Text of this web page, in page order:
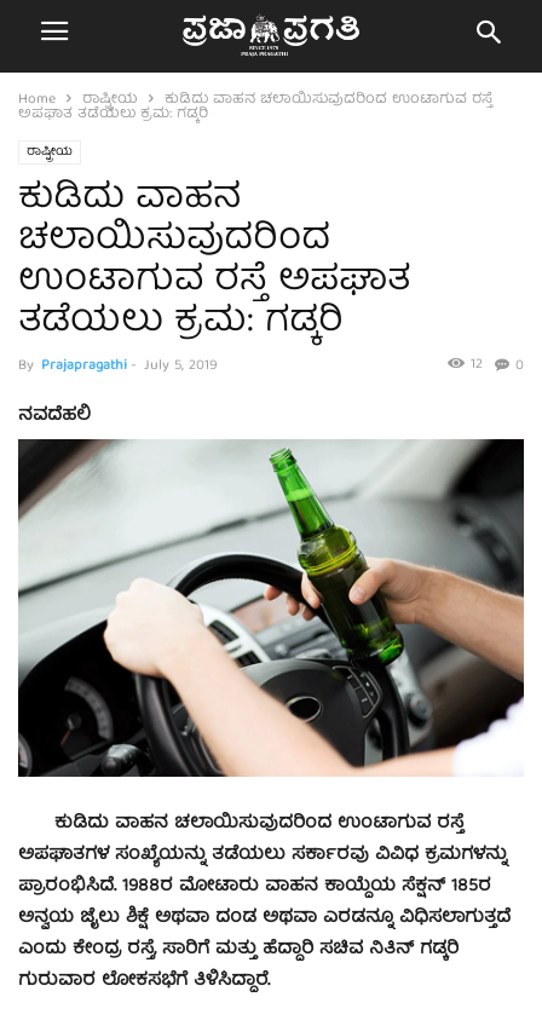
Home ರಾಷ್ಟ್ರೀಯ ಕುಡಿದು ವಾಹನ ಚಲಾಯಿಸುವುದರಿಂದ ಉಂಟಾಗುವ ರಸ್ತೆ
ಅಪಘಾತ ತಡೆಯಲು ಕ್ರಮ: ಗಡ್ಕರಿ
ರಾಷ್ಟ್ರೀಯ
ಕುಡಿದು ವಾಹನ
ಚಲಾಯಿಸುವುದರಿಂದ
ಉಂಟಾಗುವ ರಸ್ತೆ ಅಪಘಾತ
ತಡೆಯಲು ಕ್ರಮ: ಗಡ್ಕರಿ
By Prajapragathi- July 5, 2019 0
12
ನವದೆಹಲಿ
ಕುಡಿದು ವಾಹನ ಚಲಾಯಿಸುವುದರಿಂದ ಉಂಟಾಗುವ ರಸ್ತೆ
ಅಪಘಾತಗಳ ಸಂಖ್ಯೆಯನ್ನು ತಡೆಯಲು ಸರ್ಕಾರವು ವಿವಿಧ ಕ್ರಮಗಳನ್ನು
ಪ್ರಾರಂಭಿಸಿದೆ. 1988ರ ಮೋಟಾರು ವಾಹನ ಕಾಯ್ದೆಯ ಸೆಕ್ಷನ್ 185ರ
ಅನ್ವಯ ಜೈಲು ಶಿಕ್ಷೆ ಅಥವಾ ದಂಡ ಅಥವಾ ಎರಡನ್ನೂ ವಿಧಿಸಲಾಗುತ್ತದೆ
ಎಂದು ಕೇಂದ್ರ ರಸ್ತೆ, ಸಾರಿಗೆ ಮತ್ತು ಹೆದ್ದಾರಿ ಸಚಿವ ನಿತಿನ್ ಗಡ್ಕರಿ
ಗುರುವಾರ ಲೋಕಸಭೆಗೆ ತಿಳಿಸಿದ್ದಾರೆ.